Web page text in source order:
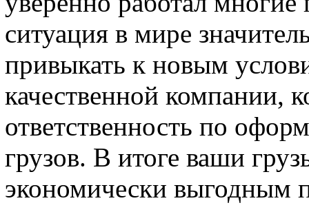
ситуация в мире
привыкать к новым
качественной компании,
ответственность по
грузов. В итоге ваши
экономически выгодным